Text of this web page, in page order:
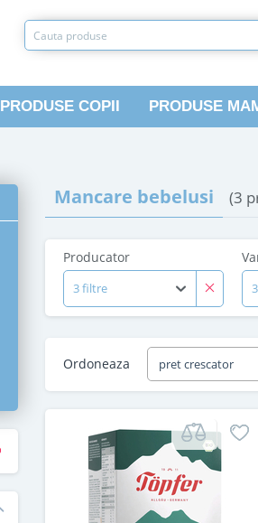
PRODUSE COPII PRODUSE
Mancare bebelusi (3
Producator
3 filtre
Ordoneaza pret crescator